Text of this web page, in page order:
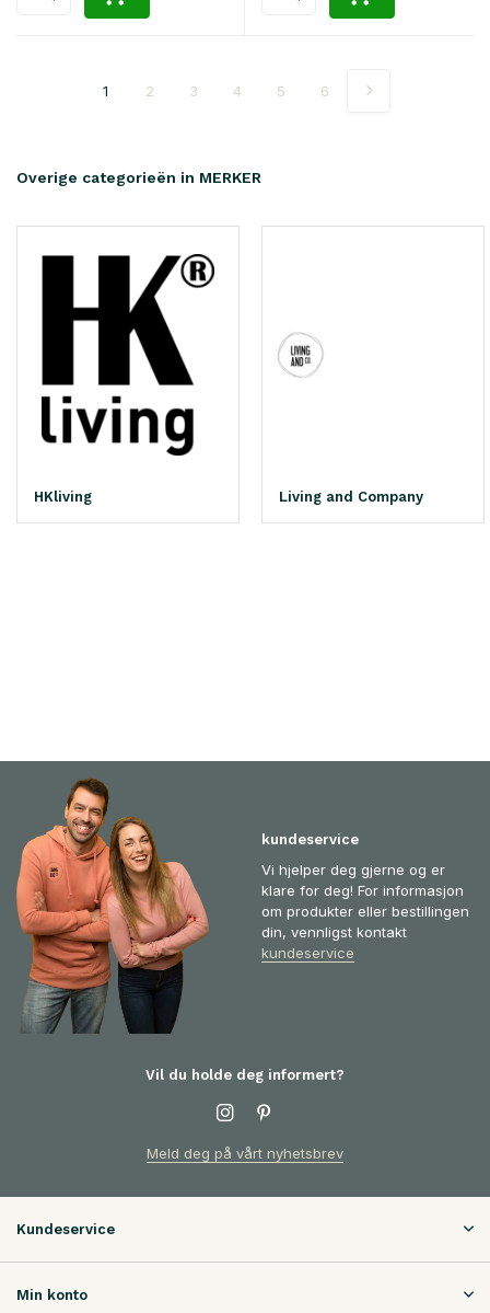
1 2 3 4 5 6
Overige categorieën in MERKER
HKliving Living and Company
kundeservice
Vi hjelper deg gjerne og er
klare for deg! For informasjon
om produkter eller bestillingen
din, vennligst kontakt
kundeservice
Vil du holde deg informert?
Meld deg på vårt nyhetsbrev
Kundeservice
Min konto